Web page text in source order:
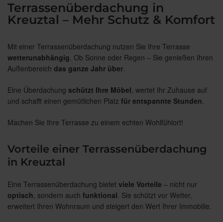
Terrassenüberdachung in
Kreuztal – Mehr Schutz & Komfort
Mit einer Terrassenüberdachung nutzen Sie Ihre Terrasse
wetterunabhängig. Ob Sonne oder Regen – Sie genießen Ihren
Außenbereich das ganze Jahr über.
Eine Überdachung schützt Ihre Möbel, wertet Ihr Zuhause auf
und schafft einen gemütlichen Platz für entspannte Stunden.
Machen Sie Ihre Terrasse zu einem echten Wohlfühlort!
Vorteile einer Terrassenüberdachung
in Kreuztal
Eine Terrassenüberdachung bietet viele Vorteile – nicht nur
optisch, sondern auch funktional. Sie schützt vor Wetter,
erweitert Ihren Wohnraum und steigert den Wert Ihrer Immobilie.